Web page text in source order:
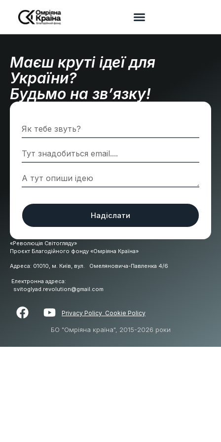
Маєш круті ідеї для
України?
Будьмо на зв’язку!
Надіслати
«Революція Світогляду»
Проєкт Благодійного фонду «Омріяна Країна»
Адреса: 01010, м. Київ, вул. Омеляновича-Павленка 4/6
Електронна адреса:
svitoglyad.revolution@gmail.com
Privacy Policy Cookie Policy
БО "Омріяна країна", 2015-2026 роки